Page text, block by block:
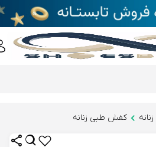
e
کفش طبی زنانه